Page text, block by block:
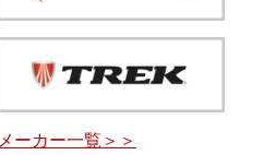
メーカー一覧＞＞